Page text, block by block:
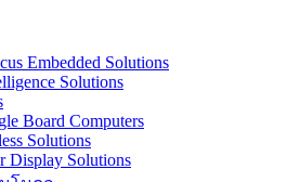
Embedded Solutions
Solutions
Board Computers
Solutions
Display Solutions